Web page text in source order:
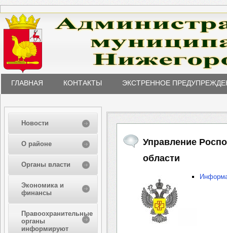
ГЛАВНАЯ КОНТАКТЫ ЭКСТРЕННОЕ
Новости
О районе
Органы власти
Экономика и
финансы
Правоохранительные
органы
информируют
Управление
области